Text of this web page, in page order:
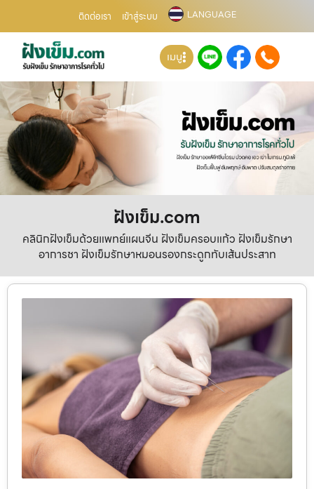
ติดต่อเรา เข้าสู่ระบบ LANGUAGE
เมนู
ฝังเข็ม.com
คลินิกฝังเข็มด้วยแพทย์แผนจีน ฝังเข็มครอบแก้ว ฝังเข็มรักษา
อาการชา ฝังเข็มรักษาหมอนรองกระดูกทับเส้นประสาท